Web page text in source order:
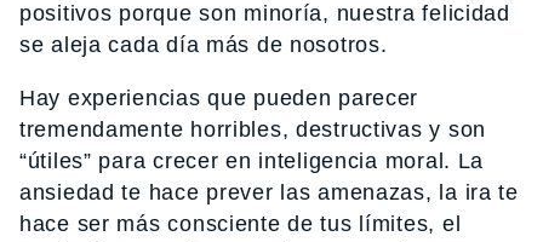
positivos porque son minoría, nuestra felicidad
se aleja cada día más de nosotros.
Hay experiencias que pueden parecer
tremendamente horribles, destructivas y son
“útiles” para crecer en inteligencia moral. La
ansiedad te hace prever las amenazas, la ira te
hace ser más consciente de tus límites, el